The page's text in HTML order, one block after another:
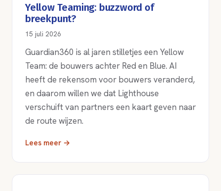
Yellow Teaming: buzzword of
breekpunt?
15 juli 2026
Guardian360 is al jaren stilletjes een Yellow
Team: de bouwers achter Red en Blue. AI
heeft de rekensom voor bouwers veranderd,
en daarom willen we dat Lighthouse
verschuift van partners een kaart geven naar
de route wijzen.
Lees meer →